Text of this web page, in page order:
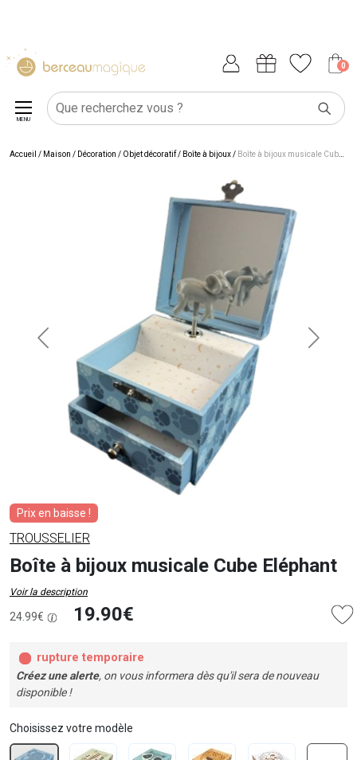
0
MENU
Accueil / Maison / Décoration / Objet décoratif/ Boîte à bijoux/ Boîte à bijoux musicale Cube Eléphant
Prix en baisse !
TROUSSELIER
Boîte à bijoux musicale Cube Eléphant
Voir la description
24.99€ 19.90€
rupture temporaire
Créez une alerte, on vous informera dès qu'il sera de nouveau
disponible !
Choisissez votre modèle